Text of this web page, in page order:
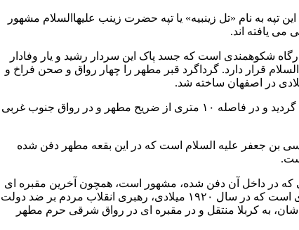
حضرت زینب علیهاالسلام مشهور
مى یافته اند.
شکوهمندى است که جسد پاک این سردار رشید و یار وفادار
قرار دارد. گرداگرد قبر مطهر را چهار رواق و صحن فراخ و
است که در سن ۸۰ سالگى به یارى امام حسین علیه السلام شتافت و شهید گردید و در فاصله ۱۰ مترى از ضریح مطهر و در رواق جنوب غربى
بن جعفر
علیه السلام است که در این بقعه مطهر دفن شده
که در داخل آن دفن شده، مشهور است، همچون آخرین مقبره اى
است که در سال ۱۹۲۰ میلادى، رهبرى انقلاب مردم بر ضد دولت
، به کربلا منتقل و در مقبره اى در رواق شرقى حرم مطهر